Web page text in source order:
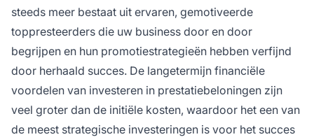
steeds meer bestaat uit ervaren, gemotiveerde
toppresteerders die uw business door en door
begrijpen en hun promotiestrategieën hebben verfijnd
door herhaald succes. De langetermijn financiële
voordelen van investeren in prestatiebeloningen zijn
veel groter dan de initiële kosten, waardoor het een van
de meest strategische investeringen is voor het succes